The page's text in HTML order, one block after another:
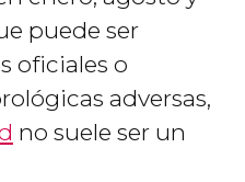
puede ser
oficiales o
adversas,
no suele ser un